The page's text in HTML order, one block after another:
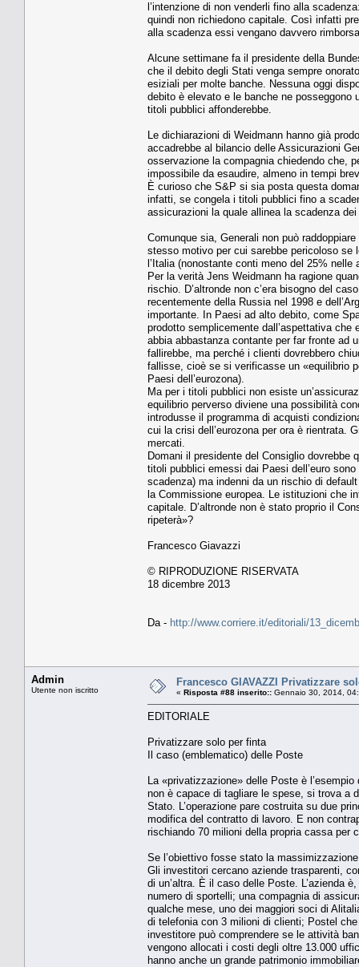
l’intenzione di non venderli fino alla
quindi non richiedono capitale. Così infatti
alla scadenza essi vengano davvero
Alcune settimane fa il presidente della
che il debito degli Stati venga sempre
esiziali per molte banche. Nessuna oggi
debito è elevato e le banche ne
titoli pubblici affonderebbe.
Le dichiarazioni di Weidmann hanno già
accadrebbe al bilancio delle Assicurazioni
osservazione la compagnia chiedendo che,
impossibile da esaudire, almeno in tempi
È curioso che S&P si sia posta questa
infatti, se congela i titoli pubblici fino a
assicurazioni la quale allinea la scadenza
Comunque sia, Generali non può
stesso motivo per cui sarebbe pericoloso
l’Italia (nonostante conti meno del 25%
Per la verità Jens Weidmann ha ragione
rischio. D’altronde non c’era bisogno del
recentemente della Russia nel 1998 e
importante. In Paesi ad alto debito, come
prodotto semplicemente dall’aspettativa
abbia abbastanza contante per far fronte ad
fallirebbe, ma perché i clienti dovrebbero
fallisse, cioè se si verificasse un «equilibrio
Paesi dell’eurozona).
Ma per i titoli pubblici non esiste
equilibrio perverso diviene una possibilità
introdusse il programma di acquisti
cui la crisi dell’eurozona per ora è rientrata.
mercati.
Domani il presidente del Consiglio dovrebbe
titoli pubblici emessi dai Paesi dell’euro
scadenza) ma indenni da un rischio di
la Commissione europea. Le istituzioni che
capitale. D’altronde non è stato proprio il
ripeterà»?
Francesco Giavazzi
© RIPRODUZIONE RISERVATA
18 dicembre 2013
Da - http://www.corriere.it/editoriali/
Admin
Utente non iscritto
Francesco GIAVAZZI Privatizzare
« Risposta #88 inserito:: Gennaio 30, 2014,
EDITORIALE
Privatizzare solo per finta
Il caso (emblematico) delle Poste
La «privatizzazione» delle Poste è
non è capace di tagliare le spese, si trova a
Stato. L’operazione pare costruita su due
modifica del contratto di lavoro. E non
rischiando 70 milioni della propria cassa per
Se l’obiettivo fosse stato la
Gli investitori cercano aziende trasparenti,
di un’altra. È il caso delle Poste. L’azienda
numero di sportelli; una compagnia di
qualche mese, uno dei maggiori soci di
di telefonia con 3 milioni di clienti; Postel
investitore può comprendere se le attività
vengono allocati i costi degli oltre 13.000
hanno anche un grande patrimonio